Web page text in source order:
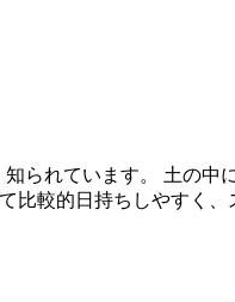
られています。 土の中
比較的日持ちしやすく